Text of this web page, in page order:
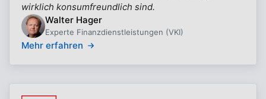
wirklich konsumfreundlich sind.
Walter Hager
Experte Finanzdienstleistungen (VKI)
Mehr erfahren